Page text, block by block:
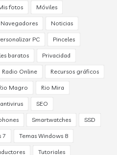
fotos Móviles
Navegadores Noticias
PC Pinceles
baratos Privacidad
Radio Online Recursos gráficos
Magro Rio Mira
SEO
Smartwatches SSD
7 Temas Windows 8
Tutoriales